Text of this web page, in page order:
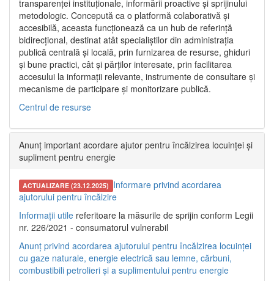
transparenței instituționale, informării proactive și sprijinului
metodologic. Concepută ca o platformă colaborativă și
accesibilă, aceasta funcționează ca un hub de referință
bidirecțional, destinat atât specialiștilor din administrația
publică centrală și locală, prin furnizarea de resurse, ghiduri
și bune practici, cât și părților interesate, prin facilitarea
accesului la informații relevante, instrumente de consultare și
mecanisme de participare și monitorizare publică.
Centrul de resurse
Anunț important acordare ajutor pentru încălzirea locuinței și
supliment pentru energie
ACTUALIZARE (23.12.2025) Informare privind acordarea
ajutorului pentru încălzire
Informații utile referitoare la măsurile de sprijin conform Legii
nr. 226/2021 - consumatorul vulnerabil
Anunț privind acordarea ajutorului pentru încălzirea locuinței
cu gaze naturale, energie electrică sau lemne, cărbuni,
combustibili petrolieri și a suplimentului pentru energie